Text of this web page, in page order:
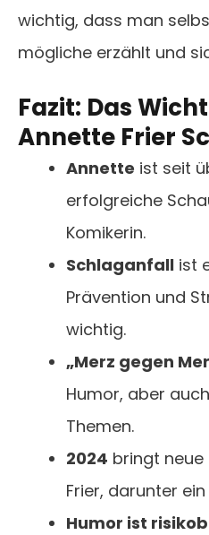
wichtig, dass man
mögliche erzählt und
Fazit: Das
Annette Frier
Annette ist seit
erfolgreiche
Komikerin.
Schlaganfall ist
Prävention und
wichtig.
„Merz gegen
Humor, aber
Themen.
2024 bringt neue
Frier, darunter ein
Humor ist